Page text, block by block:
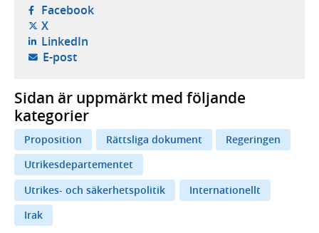
Facebook- öppnas i ny flik, extern webbplats,
X- öppnas i ny flik, extern webbplats,
LinkedIn- öppnas i ny flik, extern webbplats,
E-post- öppnar din e-postklient,
Sidan är uppmärkt med följande
kategorier
Proposition Rättsliga dokument
Regeringen
Utrikesdepartementet
Utrikes- och säkerhetspolitik
Internationellt
Irak